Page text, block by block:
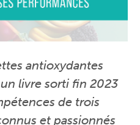
antioxydantes
livre sorti fin 2023
de trois
et passionnés